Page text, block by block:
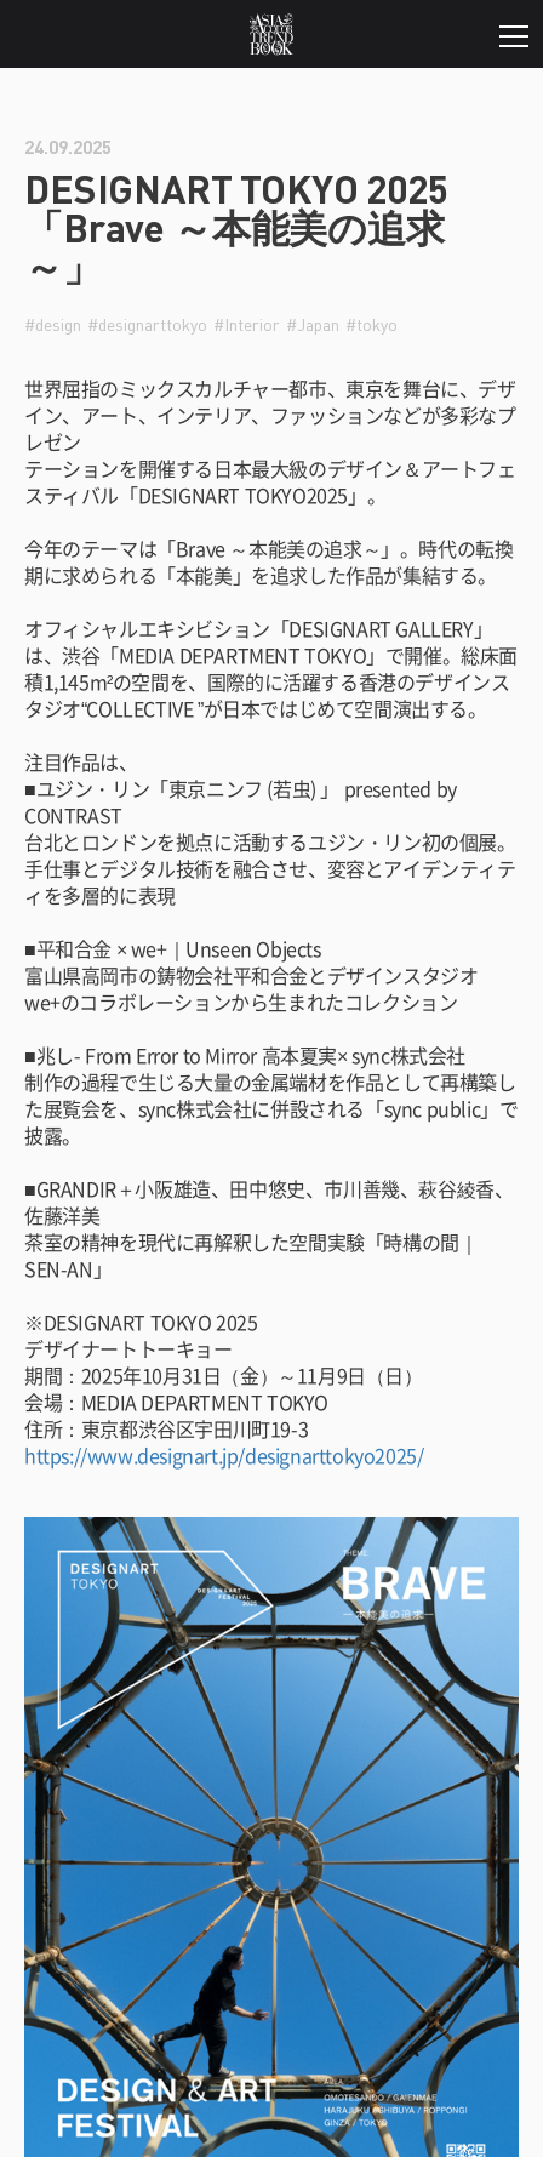
24.09.2025
DESIGNART TOKYO 2025
「Brave ～本能美の追求
～」
#design #designarttokyo #Interior #Japan #tokyo
世界屈指のミックスカルチャー都市、東京を舞台に、デザ
イン、アート、インテリア、ファッションなどが多彩なプ
レゼン
テーションを開催する日本最大級のデザイン＆アートフェ
スティバル「DESIGNART TOKYO2025」。
今年のテーマは「Brave ～本能美の追求～」。時代の転換
期に求められる「本能美」を追求した作品が集結する。
オフィシャルエキシビション「DESIGNART GALLERY」
は、渋谷「MEDIA DEPARTMENT TOKYO」で開催。総床面
積1,145m²の空間を、国際的に活躍する香港のデザインス
タジオ“COLLECTIVE ”が日本ではじめて空間演出する。
注目作品は、
■ユジン・リン「東京ニンフ (若虫) 」 presented by
CONTRAST
台北とロンドンを拠点に活動するユジン・リン初の個展。
手仕事とデジタル技術を融合させ、変容とアイデンティテ
ィを多層的に表現
■平和合金 × we+｜Unseen Objects
富山県高岡市の鋳物会社平和合金とデザインスタジオ
we+のコラボレーションから生まれたコレクション
■兆し- From Error to Mirror 高本夏実× sync株式会社
制作の過程で生じる大量の金属端材を作品として再構築し
た展覧会を、sync株式会社に併設される「sync public」で
披露。
■GRANDIR＋小阪雄造、田中悠史、市川善幾、萩谷綾香、
佐藤洋美
茶室の精神を現代に再解釈した空間実験「時構の間｜
SEN-AN」
※DESIGNART TOKYO 2025
デザイナートトーキョー
期間：2025年10月31日（金）～11月9日（日）
会場：MEDIA DEPARTMENT TOKYO
住所：東京都渋谷区宇田川町19-3
https://www.designart.jp/designarttokyo2025/